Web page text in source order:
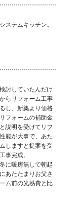
ステムキッチン。
討していたんだけ
らリフォーム工事
し、新築より価格
フォームの補助金
説明を受けてリフ
能が大事で、あた
しますと提案を受
事完成。
に暖房無しで朝起
あたたまりお父さ
ム前の光熱費と比